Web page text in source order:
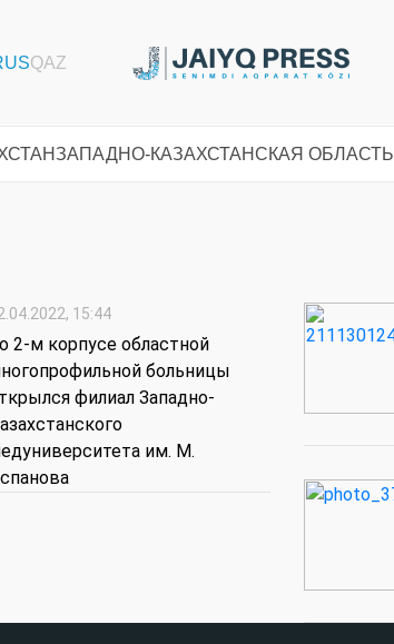
ЗАПАДНО-КАЗАХСТАНСКАЯ ОБЛАСТЬ
15:44
2-м корпусе областной
больницы
филиал Западно-
им. М.